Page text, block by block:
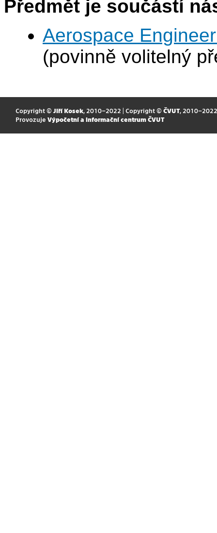
Předmět je součástí
Aerospace
(povinně volitelný
Copyright © Jiří Kosek, 2010–2022 | Copyright © ČVUT, 2010–2022
Provozuje Výpočetní a informační centrum ČVUT